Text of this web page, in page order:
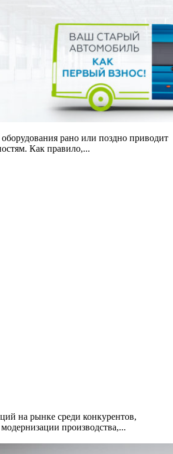
оборудования рано или поздно приводит
Как правило,...
на рынке среди конкурентов,
производства,...